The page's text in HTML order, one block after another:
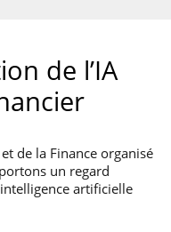
de l’IA
de la Finance organisé
un regard
artificielle